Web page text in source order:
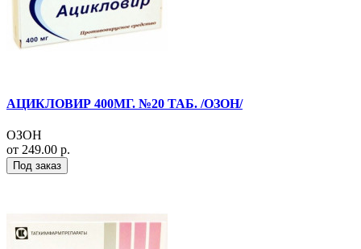
АЦИКЛОВИР 400МГ. №20 ТАБ. /ОЗОН/
ОЗОН
от 249.00 р.
Под заказ